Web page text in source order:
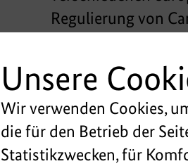
Regulierung von
Republik Malta,
Schweizerischen
Expertinnen und
wie hochrangige
Union (EUDA).
Unsere
Wir verwenden Cookies,
die für den Betrieb der
Statistikzwecken, für